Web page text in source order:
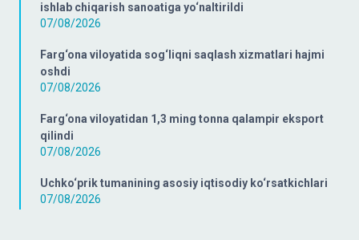
ishlab chiqarish sanoatiga yo‘naltirildi
07/08/2026
Farg‘ona viloyatida sog‘liqni saqlash xizmatlari hajmi
oshdi
07/08/2026
Farg‘ona viloyatidan 1,3 ming tonna qalampir eksport
qilindi
07/08/2026
Uchko‘prik tumanining asosiy iqtisodiy ko‘rsatkichlari
07/08/2026